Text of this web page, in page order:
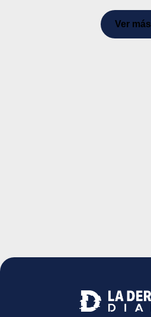
Ver más